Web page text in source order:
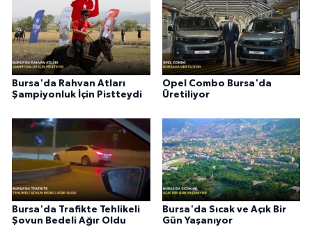
Bursa'da Rahvan Atları
Şampiyonluk İçin Pistteydi
Opel Combo Bursa'da
Üretiliyor
Bursa'da Trafikte Tehlikeli
Şovun Bedeli Ağır Oldu
Bursa'da Sıcak ve Açık Bir
Gün Yaşanıyor